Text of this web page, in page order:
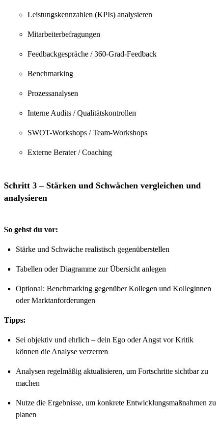
Leistungskennzahlen (KPIs) analysieren
Mitarbeiterbefragungen
Feedbackgespräche / 360-Grad-Feedback
Benchmarking
Prozessanalysen
Interne Audits / Qualitätskontrollen
SWOT-Workshops / Team-Workshops
Externe Berater / Coaching
Schritt 3 – Stärken und Schwächen vergleichen und
analysieren
So gehst du vor:
Stärke und Schwäche realistisch gegenüberstellen
Tabellen oder Diagramme zur Übersicht anlegen
Optional: Benchmarking gegenüber Kollegen und Kolleginnen
oder Marktanforderungen
Tipps:
Sei objektiv und ehrlich – dein Ego oder Angst vor Kritik
können die Analyse verzerren
Analysen regelmäßig aktualisieren, um Fortschritte sichtbar zu
machen
Nutze die Ergebnisse, um konkrete Entwicklungsmaßnahmen zu
planen